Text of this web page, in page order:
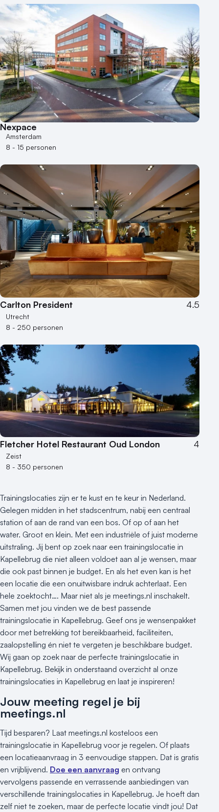
Nexpace
Amsterdam
8 - 15 personen
Carlton President 4.5
Utrecht
8 - 250 personen
Fletcher Hotel Restaurant Oud London 4
Zeist
8 - 350 personen
Trainingslocaties zijn er te kust en te keur in Nederland.
Gelegen midden in het stadscentrum, nabij een centraal
station of aan de rand van een bos. Of op of aan het
water. Groot en klein. Met een industriële of juist moderne
uitstraling. Jij bent op zoek naar een trainingslocatie in
Kapellebrug die niet alleen voldoet aan al je wensen, maar
die ook past binnen je budget. En als het even kan is het
een locatie die een onuitwisbare indruk achterlaat. Een
hele zoektocht…. Maar niet als je meetings.nl inschakelt.
Samen met jou vinden we de best passende
trainingslocatie in Kapellebrug. Geef ons je wensenpakket
door met betrekking tot bereikbaarheid, faciliteiten,
zaalopstelling én niet te vergeten je beschikbare budget.
Wij gaan op zoek naar de perfecte trainingslocatie in
Kapellebrug. Bekijk in onderstaand overzicht al onze
trainingslocaties in Kapellebrug en laat je inspireren!
Jouw meeting regel je bij
meetings.nl
Tijd besparen? Laat meetings.nl kosteloos een
trainingslocatie in Kapellebrug voor je regelen. Of plaats
een locatieaanvraag in 3 eenvoudige stappen. Dat is gratis
en vrijblijvend. Doe een aanvraag en ontvang
vervolgens passende en verrassende aanbiedingen van
verschillende trainingslocaties in Kapellebrug. Je hoeft dan
zelf niet te zoeken, maar de perfecte locatie vindt jou! Dat